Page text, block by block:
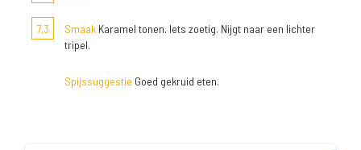
7,3 Smaak Karamel tonen. Iets zoetig. Nijgt naar een lichter
tripel.
Spijssuggestie Goed gekruid eten.